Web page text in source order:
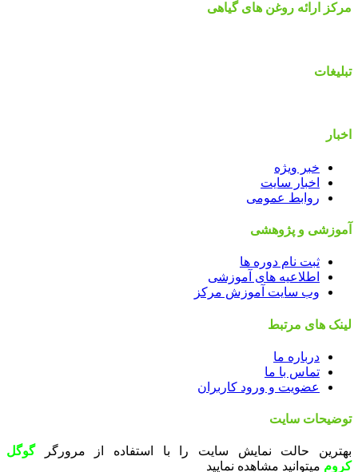
مرکز ارائه روغن های گیاهی
تبلیغات
اخبار
خبر ویژه
اخبار سایت
روابط عمومی
آموزشی و پژوهشی
ثبت نام دوره ها
اطلاعیه های آموزشی
وب سایت آموزش مرکز
لینک های مرتبط
درباره ما
تماس با ما
عضویت و ورود کاربران
توضیحات سایت
بهترین حالت نمایش سایت را با استفاده از مرورگرگوگل
کروم میتوانید مشاهده نمایید